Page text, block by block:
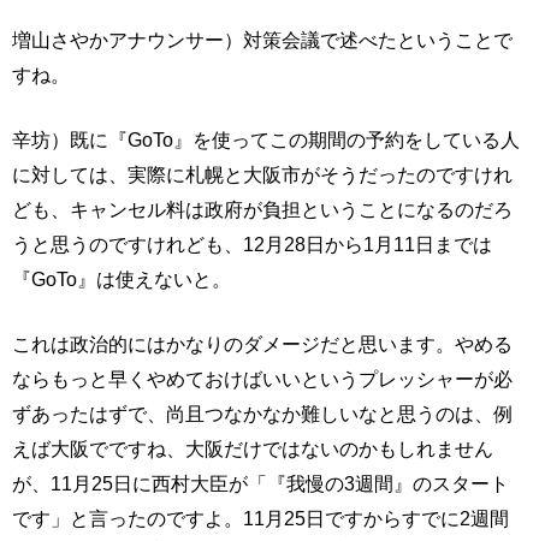
増山さやかアナウンサー）対策会議で述べたということで
すね。
辛坊）既に『GoTo』を使ってこの期間の予約をしている人
に対しては、実際に札幌と大阪市がそうだったのですけれ
ども、キャンセル料は政府が負担ということになるのだろ
うと思うのですけれども、12月28日から1月11日までは
『GoTo』は使えないと。
これは政治的にはかなりのダメージだと思います。やめる
ならもっと早くやめておけばいいというプレッシャーが必
ずあったはずで、尚且つなかなか難しいなと思うのは、例
えば大阪でですね、大阪だけではないのかもしれません
が、11月25日に西村大臣が「『我慢の3週間』のスタート
です」と言ったのですよ。11月25日ですからすでに2週間